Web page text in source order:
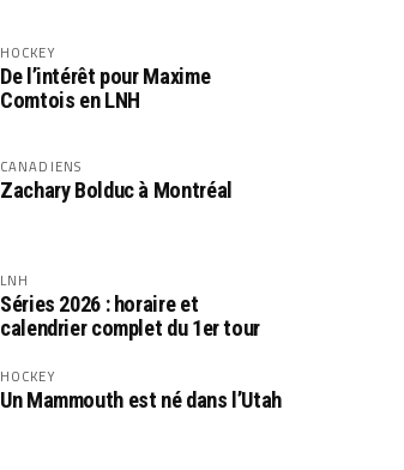
HOCKEY
De l’intérêt pour Maxime
Comtois en LNH
CANADIENS
Zachary Bolduc à Montréal
LNH
Séries 2026 : horaire et
calendrier complet du 1er tour
HOCKEY
Un Mammouth est né dans l’Utah